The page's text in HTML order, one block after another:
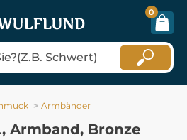
0
Armbänder
Armband, Bronze